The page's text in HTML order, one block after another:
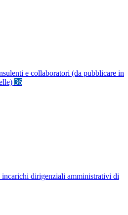
e collaboratori (da pubblicare in
36
dirigenziali amministrativi di